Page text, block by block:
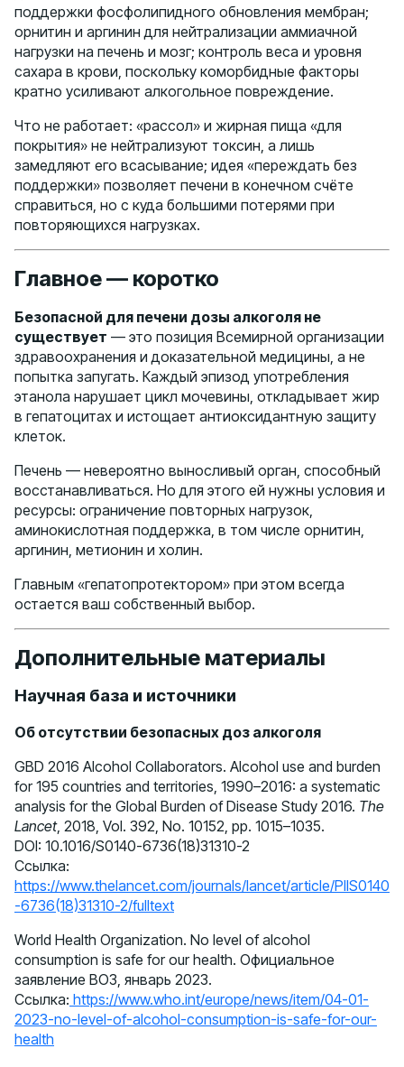
поддержки фосфолипидного обновления мембран;
орнитин и аргинин для нейтрализации аммиачной
нагрузки на печень и мозг; контроль веса и уровня
сахара в крови, поскольку коморбидные факторы
кратно усиливают алкогольное повреждение.
Что не работает: «рассол» и жирная пища «для
покрытия» не нейтрализуют токсин, а лишь
замедляют его всасывание; идея «переждать без
поддержки» позволяет печени в конечном счёте
справиться, но с куда большими потерями при
повторяющихся нагрузках.
Главное — коротко
Безопасной для печени дозы алкоголя не
существует — это позиция Всемирной организации
здравоохранения и доказательной медицины, а не
попытка запугать. Каждый эпизод употребления
этанола нарушает цикл мочевины, откладывает жир
в гепатоцитах и истощает антиоксидантную защиту
клеток.
Печень — невероятно выносливый орган, способный
восстанавливаться. Но для этого ей нужны условия и
ресурсы: ограничение повторных нагрузок,
аминокислотная поддержка, в том числе орнитин,
аргинин, метионин и холин.
Главным «гепатопротектором» при этом всегда
остается ваш собственный выбор.
Дополнительные материалы
Научная база и источники
Об отсутствии безопасных доз алкоголя
GBD 2016 Alcohol Collaborators. Alcohol use and burden
for 195 countries and territories, 1990–2016: a systematic
analysis for the Global Burden of Disease Study 2016. The
Lancet, 2018, Vol. 392, No. 10152, pp. 1015–1035.
DOI: 10.1016/S0140-6736(18)31310-2
Ссылка:
https://www.thelancet.com/journals/lancet/article/PIIS0140
-6736(18)31310-2/fulltext
World Health Organization. No level of alcohol
consumption is safe for our health. Официальное
заявление ВОЗ, январь 2023.
Ссылка: https://www.who.int/europe/news/item/04-01-
2023-no-level-of-alcohol-consumption-is-safe-for-our-
health